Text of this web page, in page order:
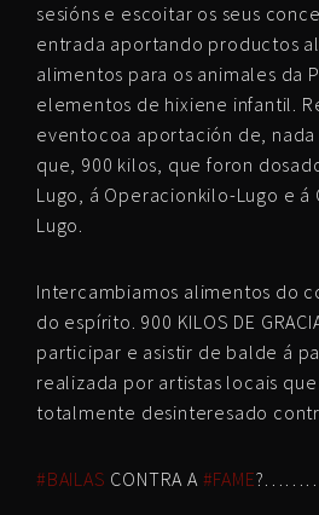
sesións e escoitar os seus
entrada aportando productos
alimentos para os animales da
elementos de hixiene infantil.
eventocoa aportación de, nada
que, 900 kilos, que foron
Lugo, á Operacionkilo-Lugo e á
Lugo.
Intercambiamos alimentos do
do espírito. 900 KILOS DE
participar e asistir de balde á
realizada por artistas locais
totalmente desinteresado
#BAILAS CONTRA A #FAME